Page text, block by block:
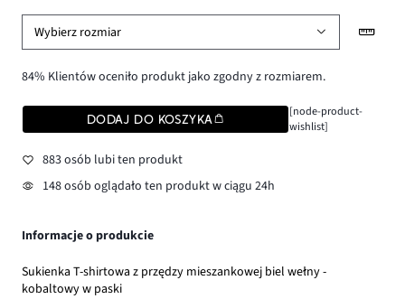
Wybierz rozmiar
84% Klientów oceniło produkt jako zgodny z rozmiarem.
DODAJ DO KOSZYKA
[node-product-
wishlist]
883 osób lubi ten produkt
148 osób oglądało ten produkt w ciągu 24h
Informacje o produkcie
Sukienka T-shirtowa z przędzy mieszankowej biel wełny -
kobaltowy w paski